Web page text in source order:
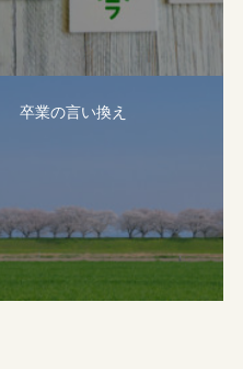
卒業の言い換え